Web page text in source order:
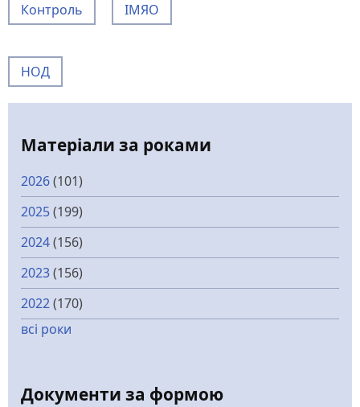
Контроль ІМЯО
НОД
Матеріали за роками
2026(101)
2025(199)
2024(156)
2023(156)
2022(170)
всі роки
Документи за формою